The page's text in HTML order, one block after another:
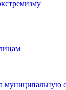
муниципальную